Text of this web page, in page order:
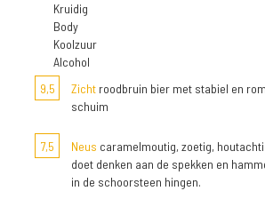
Kruidig
Body
Koolzuur
Alcohol
9,5
Zicht roodbruin bier met stabiel en
schuim
7,5 Neus caramelmoutig, zoetig,
doet denken aan de spekken en
in de schoorsteen hingen.